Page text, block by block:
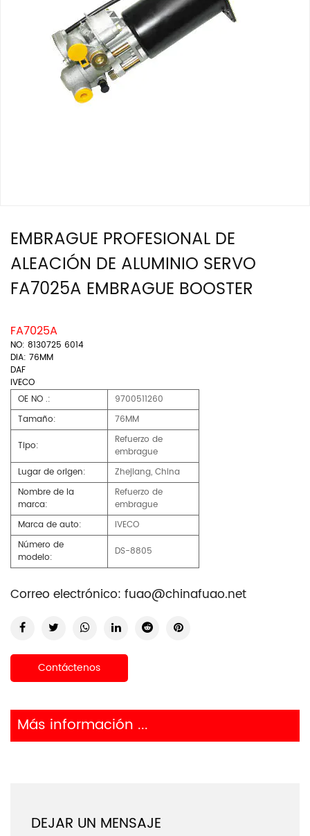
EMBRAGUE PROFESIONAL DE
ALEACIÓN DE ALUMINIO SERVO
FA7025A EMBRAGUE BOOSTER
FA7025A
NO: 8130725 6014
DIA: 76MM
DAF
IVECO
OE NO .:
9700511260
Tamaño:
76MM
Tipo:
Refuerzo de
embrague
Lugar de origen:
Zhejiang, China
Nombre de la
marca:
Refuerzo de
embrague
Marca de auto:
IVECO
Número de
modelo:
DS-8805
Correo electrónico: fuao@chinafuao.net
Contáctenos
Más información ...
DEJAR UN MENSAJE